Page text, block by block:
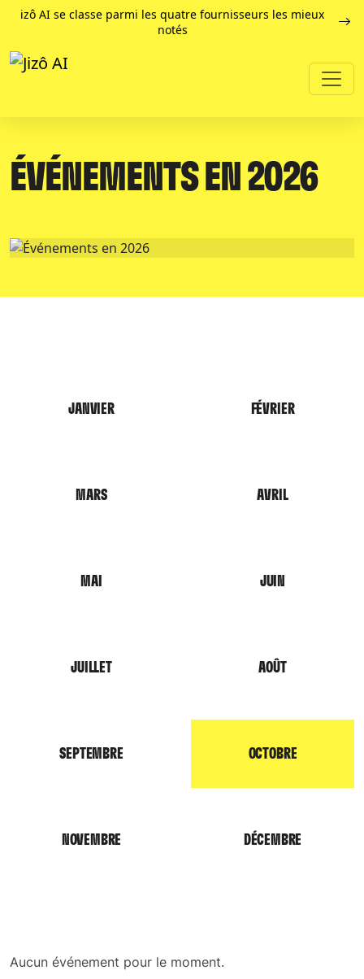
izô AI se classe parmi les quatre fournisseurs les mieux
notés
ÉVÉNEMENTS EN 2026
JANVIER FÉVRIER
MARS AVRIL
MAI JUIN
JUILLET AOÛT
SEPTEMBRE OCTOBRE
NOVEMBRE DÉCEMBRE
Aucun événement pour le moment.